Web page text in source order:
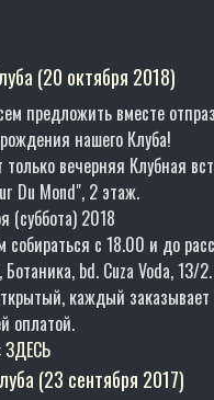
(20 октября 2018)
предложить вместе
нашего Клуба!
только вечерняя Клубная
Du Mond", 2 этаж.
(суббота) 2018
собираться с 18.00 и до
bd. Cuza Voda, 13/2.
каждый заказывает
оплатой.
ЗДЕСЬ
(23 сентября 2017)